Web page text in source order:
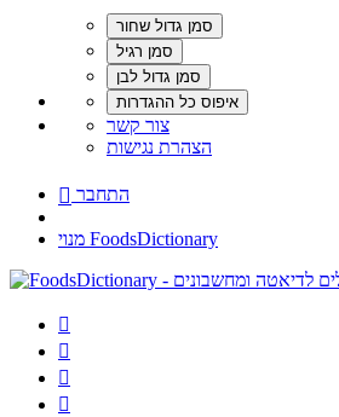
צור קשר
הצהרת נגישות
 התחבר
מנוי FoodsDictionary



